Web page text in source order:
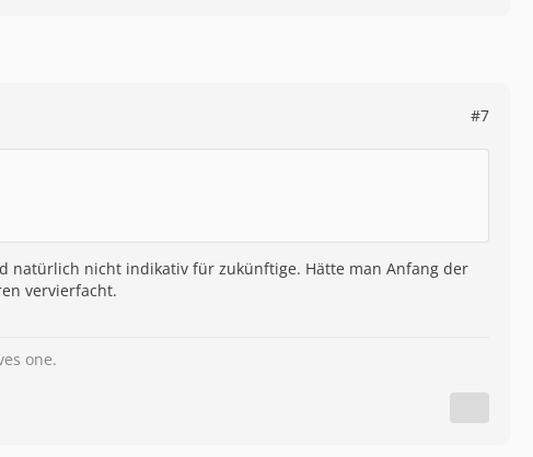
#7
natürlich nicht indikativ für zukünftige. Hätte man Anfang der
vervierfacht.
one.